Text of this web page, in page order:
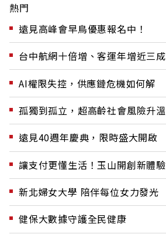
熱門
遠見高峰會早鳥優惠報名中！
台中航網十倍增、客運年增近三成
AI權限失控，供應鏈危機如何解
孤獨到孤立，超高齡社會風險升溫
遠見40週年慶典，限時盛大開啟
讓支付更懂生活！玉山開創新體驗
新北婦女大學 陪伴每位女力發光
健保大數據守護全民健康